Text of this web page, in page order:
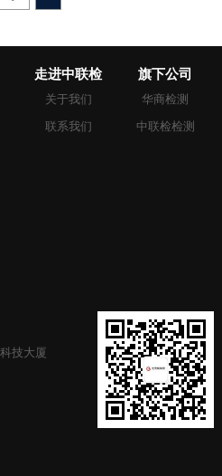
走进中联检
关于我们
联系我们
旗下公司
华商检测
中联检检测
技大厦